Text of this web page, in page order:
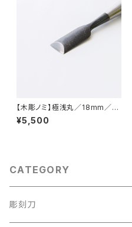
【木彫ノミ】極浅丸／18mm／21
ｍｍ
¥5,500
CATEGORY
彫刻刀